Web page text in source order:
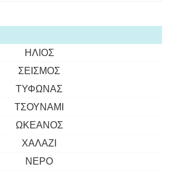
υπηρεσία NASA είναι
ΉΛΙΟΣ
ΣΕΙΣΜΌΣ
ΤΥΦΏΝΑΣ
ΤΣΟΥΝΆΜΙ
ΩΚΕΑΝΌΣ
ΧΑΛΆΖΙ
ΝΕΡΌ